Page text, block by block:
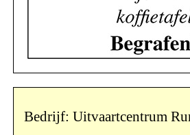
Bedrijf: Uitvaartcentrum